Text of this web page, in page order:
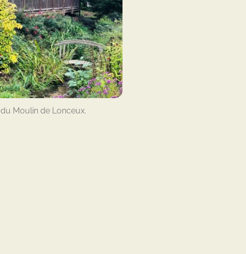
Moulin de Lonceux.